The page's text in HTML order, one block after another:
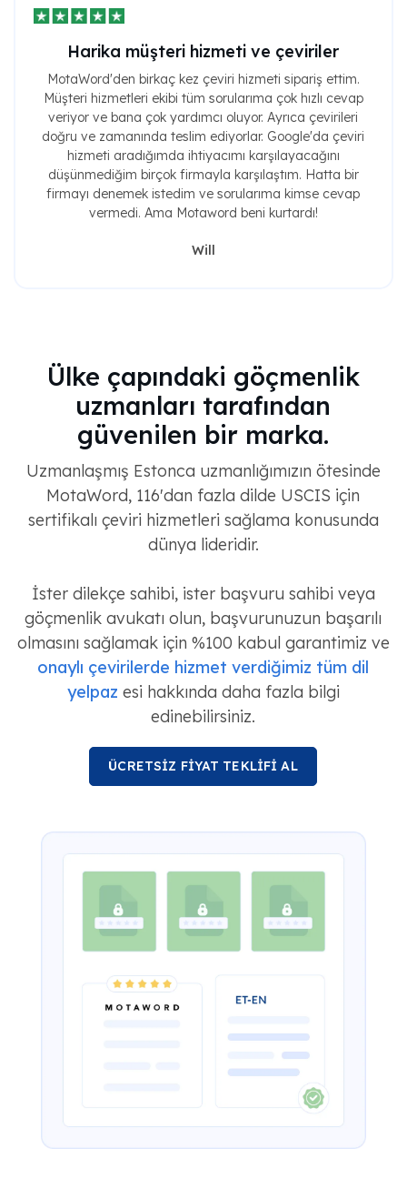
Harika müşteri hizmeti ve çeviriler
MotaWord'den birkaç kez çeviri hizmeti sipariş ettim.
Müşteri hizmetleri ekibi tüm sorularıma çok hızlı cevap
veriyor ve bana çok yardımcı oluyor. Ayrıca çevirileri
doğru ve zamanında teslim ediyorlar. Google'da çeviri
hizmeti aradığımda ihtiyacımı karşılayacağını
düşünmediğim birçok firmayla karşılaştım. Hatta bir
firmayı denemek istedim ve sorularıma kimse cevap
vermedi. Ama Motaword beni kurtardı!
Will
Ülke çapındaki göçmenlik
uzmanları tarafından
güvenilen bir marka.
Uzmanlaşmış Estonca uzmanlığımızın ötesinde
MotaWord, 116'dan fazla dilde USCIS için
sertifikalı çeviri hizmetleri sağlama konusunda
dünya lideridir.
İster dilekçe sahibi, ister başvuru sahibi veya
göçmenlik avukatı olun, başvurunuzun başarılı
olmasını sağlamak için %100 kabul garantimiz ve
onaylı çevirilerde hizmet verdiğimiz tüm dil
yelpaz esi hakkında daha fazla bilgi
edinebilirsiniz.
ÜCRETSİZ FİYAT TEKLİFİ AL